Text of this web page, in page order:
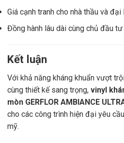
Giá cạnh tranh cho nhà thầu và đại
Đồng hành lâu dài cùng chủ đầu
Kết luận
Với khả năng kháng khuẩn vượt
cùng thiết kế sang trọng, vinyl
mòn GERFLOR AMBIANCE
cho các công trình hiện đại yêu
mỹ.